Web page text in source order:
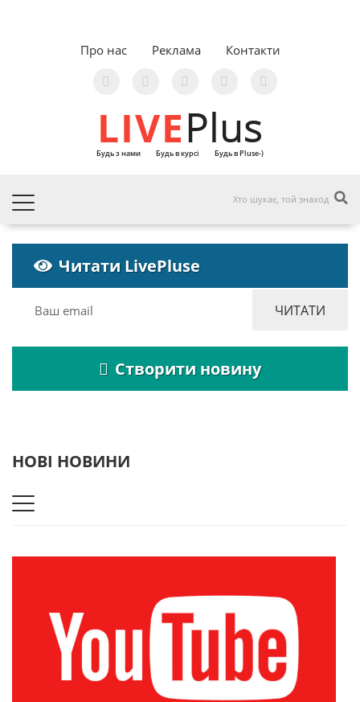
Про нас Реклама Контакти
LIVEPlus
Будь з нами Будь в курсі Будь в Pluse-)
Читати LivePluse
Створити новину
НОВІ НОВИНИ